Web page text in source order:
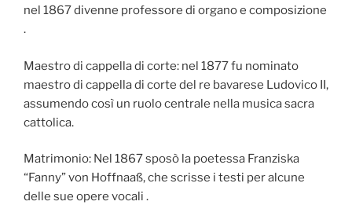
nel 1867 divenne professore di organo e composizione
.
Maestro di cappella di corte: nel 1877 fu nominato
maestro di cappella di corte del re bavarese Ludovico II,
assumendo così un ruolo centrale nella musica sacra
cattolica.
Matrimonio: Nel 1867 sposò la poetessa Franziska
“Fanny” von Hoffnaaß, che scrisse i testi per alcune
delle sue opere vocali .